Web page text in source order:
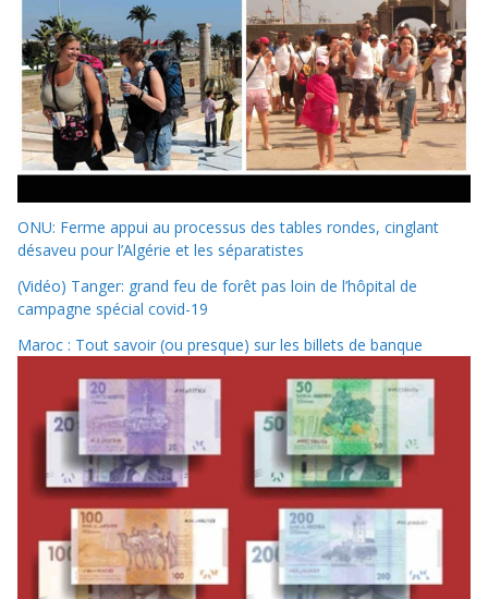
ONU: Ferme appui au processus des tables rondes, cinglant
désaveu pour l’Algérie et les séparatistes
(Vidéo) Tanger: grand feu de forêt pas loin de l’hôpital de
campagne spécial covid-19
Maroc : Tout savoir (ou presque) sur les billets de banque